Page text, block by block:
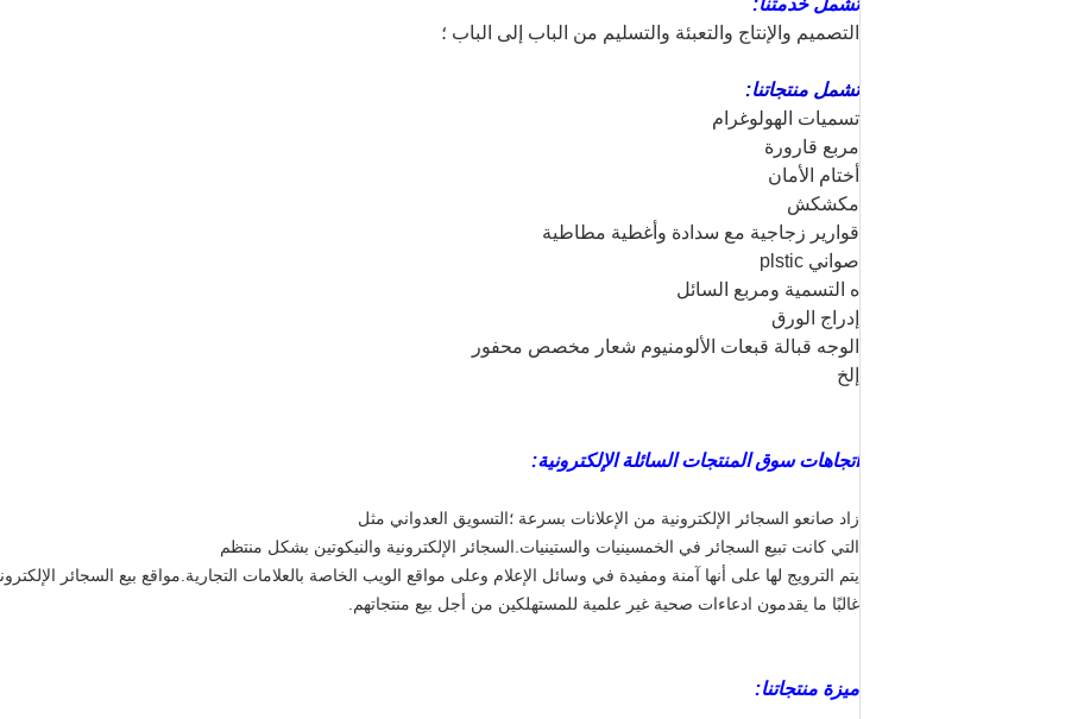
تشمل خدمتنا:
التصميم والإنتاج والتعبئة والتسليم من الباب إلى الباب ؛
تشمل منتجاتنا:
تسميات الهولوغرام
مربع قارورة
أختام الأمان
مكشكش
قوارير زجاجية مع سدادة وأغطية مطاطية
صواني plstic
ه التسمية ومربع السائل
إدراج الورق
الوجه قبالة قبعات الألومنيوم شعار مخصص محفور
إلخ
اتجاهات سوق المنتجات السائلة الإلكترونية:
زاد صانعو السجائر الإلكترونية من الإعلانات بسرعة ؛التسويق العدواني مثل
التي كانت تبيع السجائر في الخمسينيات والستينيات.السجائر الإلكترونية والنيكوتين بشكل منتظم
يتم الترويج لها على أنها آمنة ومفيدة في وسائل الإعلام وعلى مواقع الويب الخاصة بالعلامات التجارية.مواقع بيع السجائر
غالبًا ما يقدمون ادعاءات صحية غير علمية للمستهلكين من أجل بيع منتجاتهم.
ميزة منتجاتنا: